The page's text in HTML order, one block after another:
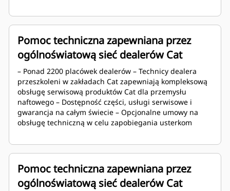
Pomoc techniczna zapewniana przez
ogólnoświatową sieć dealerów Cat
– Ponad 2200 placówek dealerów – Technicy dealera
przeszkoleni w zakładach Cat zapewniają kompleksową
obsługę serwisową produktów Cat dla przemysłu
naftowego – Dostępność części, usługi serwisowe i
gwarancja na całym świecie – Opcjonalne umowy na
obsługę techniczną w celu zapobiegania usterkom
Pomoc techniczna zapewniana przez
ogólnoświatową sieć dealerów Cat